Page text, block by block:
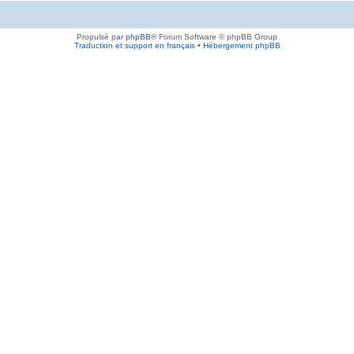
Propulsé parphpBB® Forum Software © phpBB Group
Traduction et support en français• Hébergement phpBB